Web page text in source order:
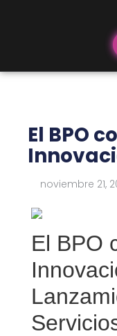
El BPO
noviembre 21,
El BPO